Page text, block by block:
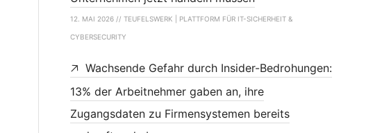
12. MAI 2026 // TEUFELSWERK | PLATTFORM FÜR IT-SICHERHEIT &
CYBERSECURITY
Wachsende Gefahr durch Insider-Bedrohungen:
13% der Arbeitnehmer gaben an, ihre
Zugangsdaten zu Firmensystemen bereits